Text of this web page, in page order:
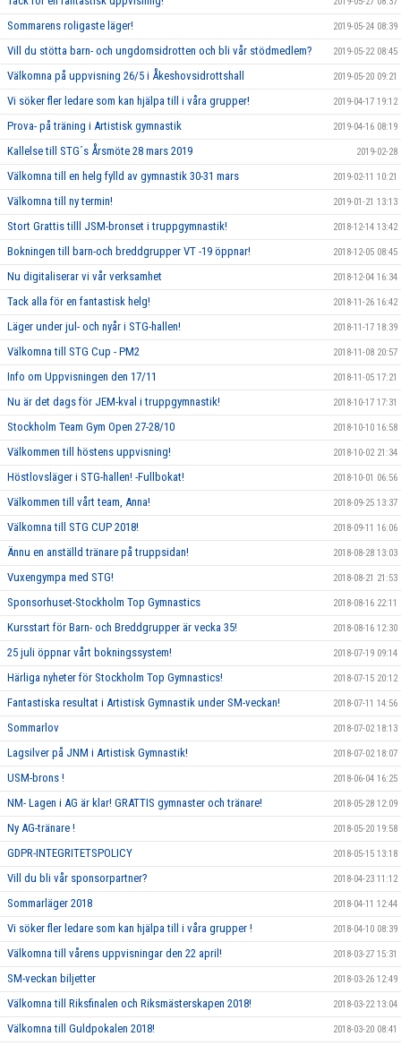
Sommarens roligaste läger! 2019-05-24 08:39
Vill du stötta barn- och ungdomsidrotten och bli vår stödmedlem? 2019-05-22 08:45
Välkomna på uppvisning 26/5 i Åkeshovsidrottshall 2019-05-20 09:21
Vi söker fler ledare som kan hjälpa till i våra grupper! 2019-04-17 19:12
Prova- på träning i Artistisk gymnastik 2019-04-16 08:19
Kallelse till STG´s Årsmöte 28 mars 2019 2019-02-28
Välkomna till en helg fylld av gymnastik 30-31 mars 2019-02-11 10:21
Välkomna till ny termin! 2019-01-21 13:13
Stort Grattis tilll JSM-bronset i truppgymnastik! 2018-12-14 13:42
Bokningen till barn-och breddgrupper VT -19 öppnar! 2018-12-05 08:45
Nu digitaliserar vi vår verksamhet 2018-12-04 16:34
Tack alla för en fantastisk helg! 2018-11-26 16:42
Läger under jul- och nyår i STG-hallen! 2018-11-17 18:39
Välkomna till STG Cup - PM2 2018-11-08 20:57
Info om Uppvisningen den 17/11 2018-11-05 17:21
Nu är det dags för JEM-kval i truppgymnastik! 2018-10-17 17:31
Stockholm Team Gym Open 27-28/10 2018-10-10 16:58
Välkommen till höstens uppvisning! 2018-10-02 21:34
Höstlovsläger i STG-hallen! -Fullbokat! 2018-10-01 06:56
Välkommen till vårt team, Anna! 2018-09-25 13:37
Välkomna till STG CUP 2018! 2018-09-11 16:06
Ännu en anställd tränare på truppsidan! 2018-08-28 13:03
Vuxengympa med STG! 2018-08-21 21:53
Sponsorhuset-Stockholm Top Gymnastics 2018-08-16 22:11
Kursstart för Barn- och Breddgrupper är vecka 35! 2018-08-16 12:30
25 juli öppnar vårt bokningssystem! 2018-07-19 09:14
Härliga nyheter för Stockholm Top Gymnastics! 2018-07-15 20:12
Fantastiska resultat i Artistisk Gymnastik under SM-veckan! 2018-07-11 14:56
Sommarlov 2018-07-02 18:13
Lagsilver på JNM i Artistisk Gymnastik! 2018-07-02 18:07
USM-brons ! 2018-06-04 16:25
NM- Lagen i AG är klar! GRATTIS gymnaster och tränare! 2018-05-28 12:09
Ny AG-tränare ! 2018-05-20 19:58
GDPR-INTEGRITETSPOLICY 2018-05-15 13:18
Vill du bli vår sponsorpartner? 2018-04-23 11:12
Sommarläger 2018 2018-04-11 12:44
Vi söker fler ledare som kan hjälpa till i våra grupper ! 2018-04-10 08:39
Välkomna till vårens uppvisningar den 22 april! 2018-03-27 15:31
SM-veckan biljetter 2018-03-26 12:49
Välkomna till Riksfinalen och Riksmästerskapen 2018! 2018-03-22 13:04
Välkomna till Guldpokalen 2018! 2018-03-20 08:41